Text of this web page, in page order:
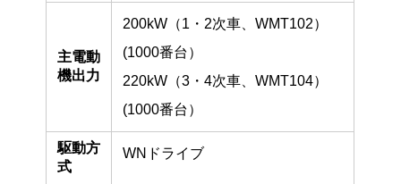
主電動
機出力
200kW（1・2次車、WMT102）
(1000番台）
220kW（3・4次車、WMT104）
(1000番台）
駆動方
式
WNドライブ